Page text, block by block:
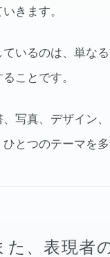
きます。
ているのは、単な
ことです。
、写真、デザイン
ひとつのテーマを
た、表現者